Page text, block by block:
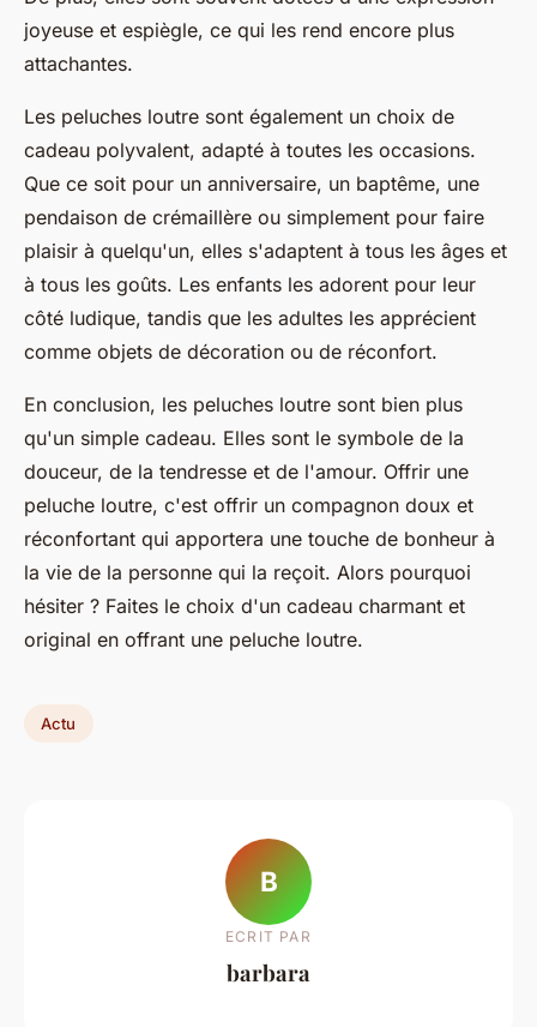
joyeuse et espiègle, ce qui les rend encore plus
attachantes.
Les peluches loutre sont également un choix de
cadeau polyvalent, adapté à toutes les occasions.
Que ce soit pour un anniversaire, un baptême, une
pendaison de crémaillère ou simplement pour faire
plaisir à quelqu'un, elles s'adaptent à tous les âges et
à tous les goûts. Les enfants les adorent pour leur
côté ludique, tandis que les adultes les apprécient
comme objets de décoration ou de réconfort.
En conclusion, les peluches loutre sont bien plus
qu'un simple cadeau. Elles sont le symbole de la
douceur, de la tendresse et de l'amour. Offrir une
peluche loutre, c'est offrir un compagnon doux et
réconfortant qui apportera une touche de bonheur à
la vie de la personne qui la reçoit. Alors pourquoi
hésiter ? Faites le choix d'un cadeau charmant et
original en offrant une peluche loutre.
Actu
B
ECRIT PAR
barbara